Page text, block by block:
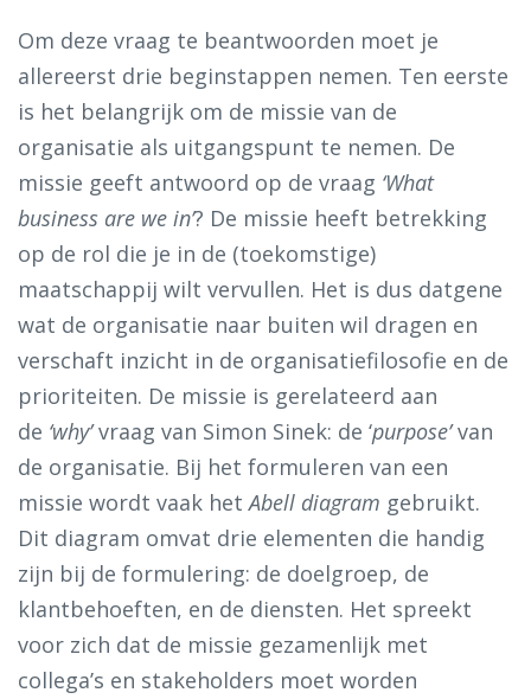
Om deze vraag te beantwoorden moet je
allereerst drie beginstappen nemen. Ten eerste
is het belangrijk om de missie van de
organisatie als uitgangspunt te nemen. De
missie geeft antwoord op de vraag ‘What
business are we in’? De missie heeft betrekking
op de rol die je in de (toekomstige)
maatschappij wilt vervullen. Het is dus datgene
wat de organisatie naar buiten wil dragen en
verschaft inzicht in de organisatiefilosofie en de
prioriteiten. De missie is gerelateerd aan
de ‘why’vraag van Simon Sinek: de ‘purpose’van
de organisatie. Bij het formuleren van een
missie wordt vaak hetAbell diagram gebruikt.
Dit diagram omvat drie elementen die handig
zijn bij de formulering: de doelgroep, de
klantbehoeften, en de diensten. Het spreekt
voor zich dat de missie gezamenlijk met
collega’s en stakeholders moet worden